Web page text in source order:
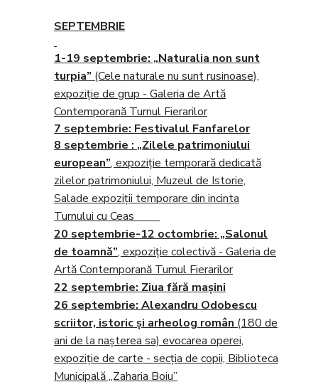
SEPTEMBRIE
1-19 septembrie: „Naturalia non sunt
turpia” (Cele naturale nu sunt rusinoase),
expoziţie de grup - Galeria de Artă
Contemporană Turnul Fierarilor
7 septembrie: Festivalul Fanfarelor
8 septembrie : „Zilele patrimoniului
european”, expoziţie temporară dedicată
zilelor patrimoniului, Muzeul de Istorie,
Salade expoziţii temporare din incinta
Turnului cu Ceas
20 septembrie-12 octombrie: „Salonul
de toamnă”, expoziţie colectivă - Galeria de
Artă Contemporană Turnul Fierarilor
22 septembrie: Ziua fără maşini
26 septembrie: Alexandru Odobescu
scriitor, istoric și arheolog român (180 de
ani de la nașterea sa) evocarea operei,
expoziție de carte - secția de copii, Biblioteca
Municipală „Zaharia Boiu”